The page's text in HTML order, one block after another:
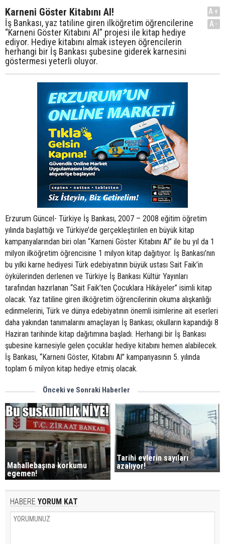
Karneni Göster Kitabını Al!
İş Bankası, yaz tatiline giren ilköğretim öğrencilerine
“Karneni Göster Kitabını Al” projesi ile kitap hediye
ediyor. Hediye kitabını almak isteyen öğrencilerin
herhangi bir İş Bankası şubesine giderek karnesini
göstermesi yeterli oluyor.
A+
A-
Erzurum Güncel- Türkiye İş Bankası, 2007 – 2008 eğitim öğretim
yılında başlattığı ve Türkiye’de gerçekleştirilen en büyük kitap
kampanyalarından biri olan “Karneni Göster Kitabını Al” ile bu yıl da 1
milyon ilköğretim öğrencisine 1 milyon kitap dağıtıyor. İş Bankası’nın
bu yılki karne hediyesi Türk edebiyatının büyük ustası Sait Faik’in
öykülerinden derlenen ve Türkiye İş Bankası Kültür Yayınları
tarafından hazırlanan “Sait Faik’ten Çocuklara Hikâyeler” isimli kitap
olacak. Yaz tatiline giren ilköğretim öğrencilerinin okuma alışkanlığı
edinmelerini, Türk ve dünya edebiyatının önemli isimlerine ait eserleri
daha yakından tanımalarını amaçlayan İş Bankası; okulların kapandığı 8
Haziran tarihinde kitap dağıtımına başladı. Herhangi bir İş Bankası
şubesine karnesiyle gelen çocuklar hediye kitabını hemen alabilecek.
İş Bankası, “Karneni Göster, Kitabını Al” kampanyasının 5. yılında
toplam 6 milyon kitap hediye etmiş olacak.
Önceki ve Sonraki Haberler
Mahallebaşına korkumu
egemen!
Tarihi evlerin sayıları
azalıyor!
HABERE YORUM KAT